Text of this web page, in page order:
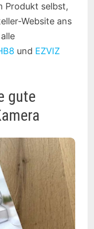
Produkt selbst,
Website ans
und EZVIZ
gute